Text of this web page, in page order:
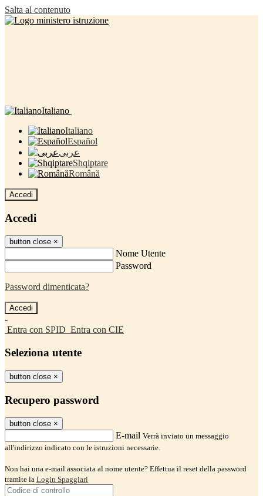
Salta al contenuto
Italiano
Italiano
Español
عربى
Shqiptare
Română
Accedi
Accedi
button close ×
Nome Utente
Password
Password dimenticata?
-
Entra con SPID Entra con CIE
Seleziona utente
button close ×
Recupero password
button close ×
E-mail Verrà inviato un messaggio
all'indirizzo indicato con le istruzioni necessarie.
Non hai una e-mail associata al nome utente? Effettua il reset della password
tramite la Login Spaggiari